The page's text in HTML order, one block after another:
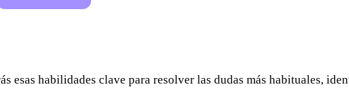
esas habilidades clave para resolver las dudas más habituales,